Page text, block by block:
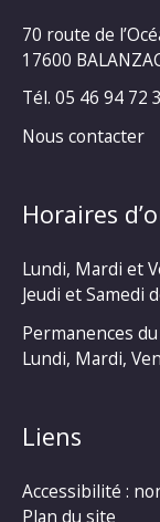
70 route de
17600
Tél. 05 46 94 72
Nous contacter
Horaires
Lundi, Mardi et
Jeudi et Samedi
Permanences
Lundi, Mardi,
Liens
Accessibilité :
Plan du site